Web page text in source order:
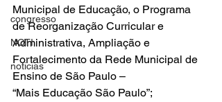
congresso
NOTI
noticias
Municipal de Educação, o Programa
de Reorganização Curricular e
Administrativa, Ampliação e
Fortalecimento da Rede Municipal de
Ensino de São Paulo –
“Mais Educação São Paulo”;